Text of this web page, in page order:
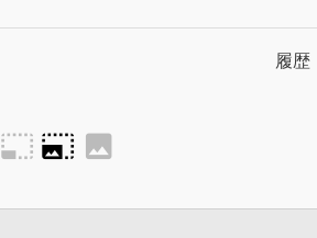
履歴
photo_size_select_small photo_size_select_large image